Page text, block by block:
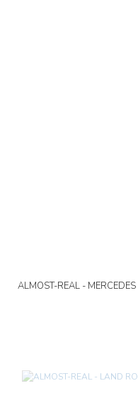
ALMOST-REAL -